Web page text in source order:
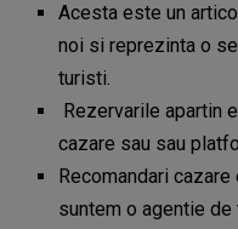
Acesta este un
noi si reprezinta o
turisti.
Rezervarile apartin
cazare sau sau
Recomandari
suntem o agentie